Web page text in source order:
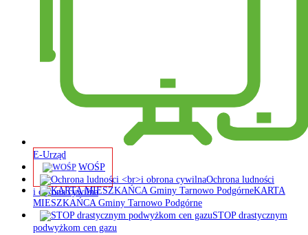
E-Urząd
WOŚP
Ochrona ludności
i obrona cywilna
KARTA
MIESZKAŃCA Gminy Tarnowo Podgórne
STOP drastycznym
podwyżkom cen gazu